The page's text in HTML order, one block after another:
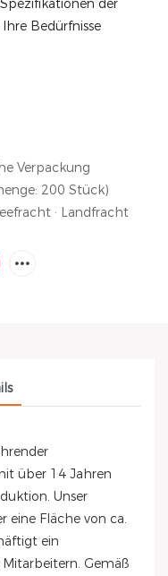
der
Bedürfnisse
Verpackung
200 Stück)
· Landfracht
über 14 Jahren
Unser
eine Fläche von ca.
ein
Gemäß